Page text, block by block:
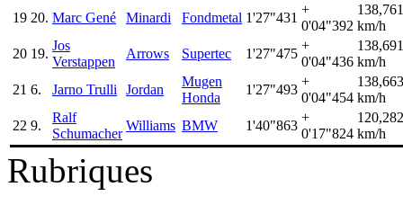
19 20. Marc Gené Minardi Fondmetal 1'27"431
+
0'04"392
138,761
km/h
20 19.
Jos
Verstappen
Arrows Supertec 1'27"475
+
0'04"436
138,691
km/h
21 6. Jarno Trulli Jordan
Mugen
Honda
1'27"493
+
0'04"454
138,663
km/h
22 9.
Ralf
Schumacher
Williams BMW 1'40"863
+
0'17"824
120,282
km/h
Rubriques